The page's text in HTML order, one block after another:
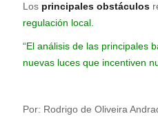
Los principales obstáculos
regulación local.
“El análisis de las principales
nuevas luces que incentiven
Por: Rodrigo de Oliveira